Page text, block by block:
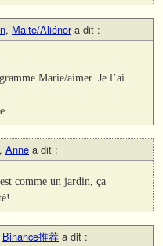
, Maite/Aliénor a dit :
Marie/aimer. Je l’ai
, Anne a dit :
comme un jardin, ça
Binance推荐 a dit :